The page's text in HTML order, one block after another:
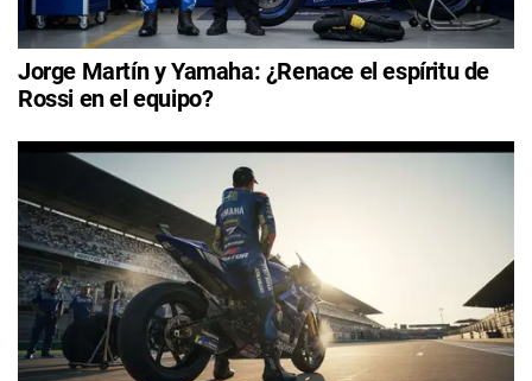
Jorge Martín y Yamaha: ¿Renace el espíritu de
Rossi en el equipo?